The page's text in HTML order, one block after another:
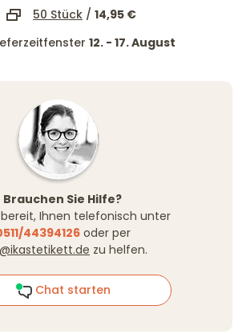
50 Stück / 14,95 €
12. - 17. August
Brauchen Sie Hilfe?
Ihnen telefonisch unter
44394126oder per
zu helfen.
Chat starten